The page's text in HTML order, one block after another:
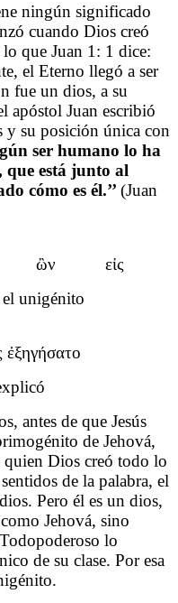
ningún significado
cuando Dios creó
que Juan 1: 1 dice:
el Eterno llegó a ser
fue un dios, a su
apóstol Juan escribió
y su posición única con
ser humano lo ha
está junto al
cómo es él.’’ (Juan
ὢν εἰς
unigénito
ἐξηγήσατο
antes de que Jesús
de Jehová,
Dios creó todo lo
de la palabra, el
Pero él es un dios,
Jehová, sino
lo
de su clase. Por esa